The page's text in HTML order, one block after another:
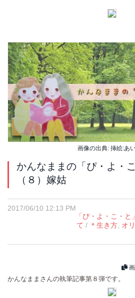
画像の出典: 挿絵:あ
かんなままの「ぴ・よ・
（８）嫁姑
2017/06/10 12:13 PM
「ぴ・よ・こ・と
て / ＊生き方 オ
かんなままさんの執筆記事第８弾です。